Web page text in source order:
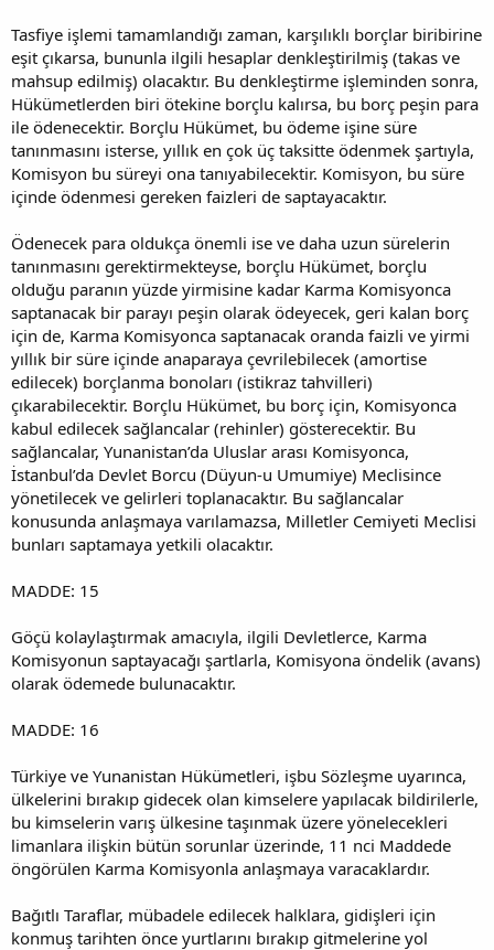
Tasfiye işlemi tamamlandığı zaman, karşılıklı borçlar biribirine
eşit çıkarsa, bununla ilgili hesaplar denkleştirilmiş (takas ve
mahsup edilmiş) olacaktır. Bu denkleştirme işleminden sonra,
Hükümetlerden biri ötekine borçlu kalırsa, bu borç peşin para
ile ödenecektir. Borçlu Hükümet, bu ödeme işine süre
tanınmasını isterse, yıllık en çok üç taksitte ödenmek şartıyla,
Komisyon bu süreyi ona tanıyabilecektir. Komisyon, bu süre
içinde ödenmesi gereken faizleri de saptayacaktır.
Ödenecek para oldukça önemli ise ve daha uzun sürelerin
tanınmasını gerektirmekteyse, borçlu Hükümet, borçlu
olduğu paranın yüzde yirmisine kadar Karma Komisyonca
saptanacak bir parayı peşin olarak ödeyecek, geri kalan borç
için de, Karma Komisyonca saptanacak oranda faizli ve yirmi
yıllık bir süre içinde anaparaya çevrilebilecek (amortise
edilecek) borçlanma bonoları (istikraz tahvilleri)
çıkarabilecektir. Borçlu Hükümet, bu borç için, Komisyonca
kabul edilecek sağlancalar (rehinler) gösterecektir. Bu
sağlancalar, Yunanistan’da Uluslar arası Komisyonca,
İstanbul’da Devlet Borcu (Düyun-u Umumiye) Meclisince
yönetilecek ve gelirleri toplanacaktır. Bu sağlancalar
konusunda anlaşmaya varılamazsa, Milletler Cemiyeti Meclisi
bunları saptamaya yetkili olacaktır.
MADDE: 15
Göçü kolaylaştırmak amacıyla, ilgili Devletlerce, Karma
Komisyonun saptayacağı şartlarla, Komisyona öndelik (avans)
olarak ödemede bulunacaktır.
MADDE: 16
Türkiye ve Yunanistan Hükümetleri, işbu Sözleşme uyarınca,
ülkelerini bırakıp gidecek olan kimselere yapılacak bildirilerle,
bu kimselerin varış ülkesine taşınmak üzere yönelecekleri
limanlara ilişkin bütün sorunlar üzerinde, 11 nci Maddede
öngörülen Karma Komisyonla anlaşmaya varacaklardır.
Bağıtlı Taraflar, mübadele edilecek halklara, gidişleri için
konmuş tarihten önce yurtlarını bırakıp gitmelerine yol